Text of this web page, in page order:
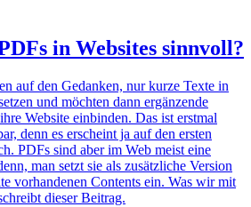
in Websites sinnvoll?
auf den Gedanken, nur kurze Texte in
und möchten dann ergänzende
Website einbinden. Das ist erstmal
denn es erscheint ja auf den ersten
PDFs sind aber im Web meist eine
man setzt sie als zusätzliche Version
vorhandenen Contents ein. Was wir mit
dieser Beitrag.